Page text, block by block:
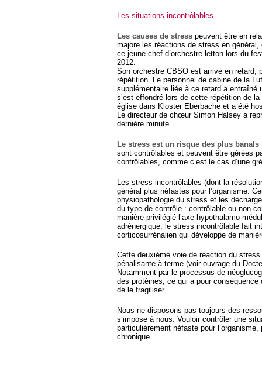
Les situations incontrôlables
Les causes de stress peuvent être en
majore les réactions de stress en
ce jeune chef d’orchestre letton lors du
2012.
Son orchestre CBSO est arrivé en retard,
répétition. Le personnel de cabine de la
supplémentaire liée à ce retard a entraîné
s’est effondré lors de cette répétition de
église dans Kloster Eberbache et a été
Le directeur de chœur Simon Halsey a
dernière minute.
Le stress est un risque des plus banals
sont contrôlables et peuvent être gérées
contrôlables, comme c’est le cas d’une
Les stress incontrôlables (dont la
général plus néfastes pour l’organisme.
physiopathologie du stress et les
du type de contrôle : contrôlable ou non
manière privilégié l’axe hypothalamo-
adrénergique, le stress incontrôlable fait
corticosurrénalien qui développe de
Cette deuxième voie de réaction du
pénalisante à terme (voir ouvrage du
Notamment par le processus de
des protéines, ce qui a pour conséquence
de le fragiliser.
Nous ne disposons pas toujours des
s’impose à nous. Vouloir contrôler une
particulièrement néfaste pour
chronique.